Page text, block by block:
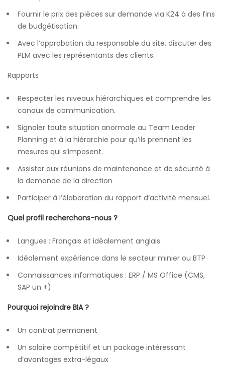
Fournir le prix des pièces sur demande via K24 à des fins
de budgétisation.
Avec l’approbation du responsable du site, discuter des
PLM avec les représentants des clients.
Rapports
Respecter les niveaux hiérarchiques et comprendre les
canaux de communication.
Signaler toute situation anormale au Team Leader
Planning et à la hiérarchie pour qu’ils prennent les
mesures qui s’imposent.
Assister aux réunions de maintenance et de sécurité à
la demande de la direction
Participer à l’élaboration du rapport d’activité mensuel.
Quel profil recherchons-nous ?
Langues : Français et idéalement anglais
Idéalement expérience dans le secteur minier ou BTP
Connaissances informatiques : ERP / MS Office (CMS,
SAP un +)
Pourquoi rejoindre BIA ?
Un contrat permanent
Un salaire compétitif et un package intéressant
d’avantages extra-légaux